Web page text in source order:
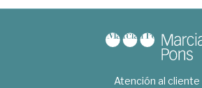
Atención al cliente